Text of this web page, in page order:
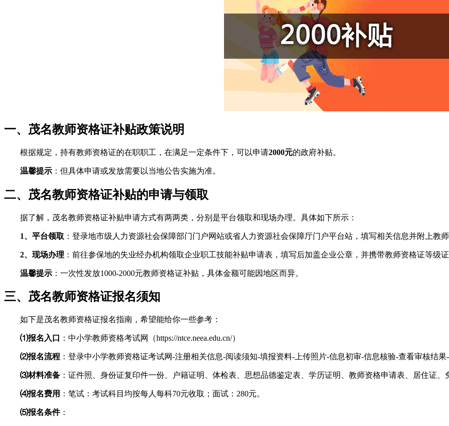
一、茂名教师资格证补贴政策说明
根据规定，持有教师资格证的在职职工，在满足一定条件下，可以申请2000元的政府补贴。
温馨提示 ：但具体申请或发放需要以当地公告实施为准。
二、茂名教师资格证补贴的申请与领取
据了解，茂名教师资格证补贴申请方式有两两类，分别是平台领取和现场办理。具体如下所示：
1、平台领取 ：登录地市级人力资源社会保障部门门户网站或省人力资源社会保障厅门户平台站，填写相关信息并附上教
2、现场办理 ：前往参保地的失业经办机构领取企业职工技能补贴申请表，填写后加盖企业公章，并携带教师资格证等级
温馨提示 ：一次性发放1000-2000元教师资格证补贴，具体金额可能因地区而异。
三、茂名教师资格证报名须知
如下是茂名教师资格证报名指南，希望能给你一些参考：
⑴报名入口 ：中小学教师资格考试网（https://ntce.neea.edu.cn/）
⑵报名流程 ：登录中小学教师资格证考试网-注册相关信息-阅读须知-填报资料-上传照片-信息初审-信息核验-查看审核结果-
⑶材料准备 ：证件照、身份证复印件一份、户籍证明、体检表、思想品德鉴定表、学历证明、教师资格申请表、居住证、
⑷报名费用 ：笔试：考试科目均按每人每科70元收取；面试：280元。
⑸报名条件：